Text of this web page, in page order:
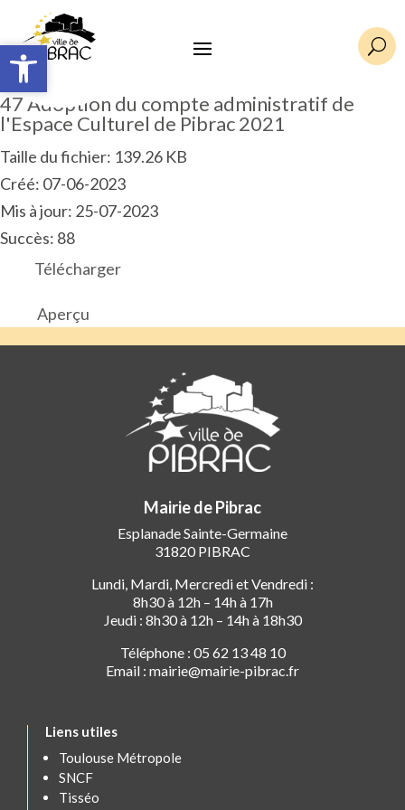
Ouvrir la barre d’outils U
47 Adoption du compte administratif de
l'Espace Culturel de Pibrac 2021
Taille du fichier: 139.26 KB
Créé: 07-06-2023
Mis à jour: 25-07-2023
Succès: 88
Télécharger
Aperçu
Mairie de Pibrac
Esplanade Sainte-Germaine
31820 PIBRAC
Lundi, Mardi, Mercredi et Vendredi :
8h30 à 12h – 14h à 17h
Jeudi : 8h30 à 12h – 14h à 18h30
Téléphone : 05 62 13 48 10
Email : mairie@mairie-pibrac.fr
Liens utiles
Toulouse Métropole
SNCF
Tisséo
Ouvrir la barre d’outils